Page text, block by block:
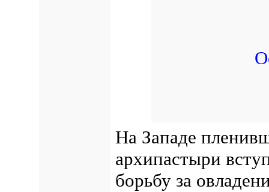
На Западе
архипастыри
борьбу за